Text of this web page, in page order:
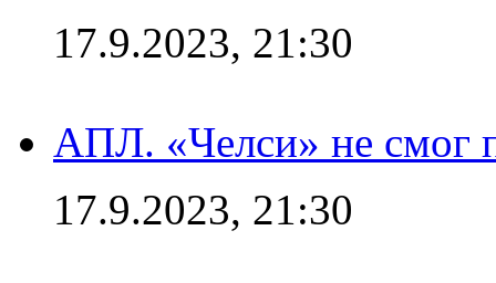
17.9.2023, 21:30
АПЛ. «Челси» не смог
17.9.2023, 21:30